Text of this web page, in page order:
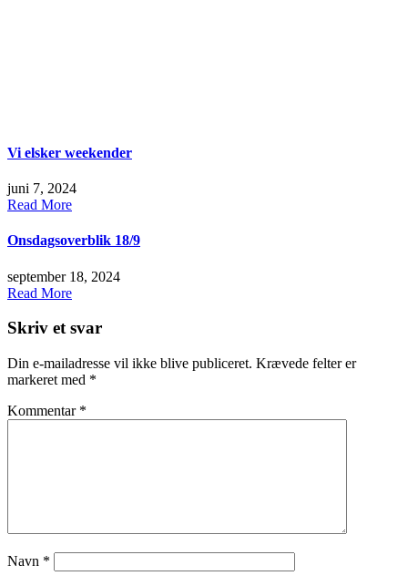
Vi elsker weekender
juni 7, 2024
Read More
Onsdagsoverblik 18/9
september 18, 2024
Read More
Skriv et svar
Din e-mailadresse vil ikke blive publiceret. Krævede felter er
markeret med *
Kommentar *
Navn *